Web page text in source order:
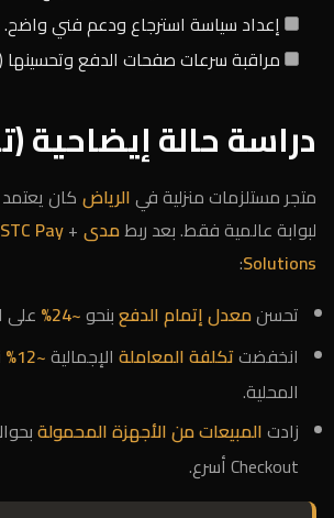
إعداد سياسة استرجاع ودعم فني واضح.
مراقبة سرعات صفحات الدفع وتحسينها (CWV).
دراسة حالة إيضاحية
متجر مستلزمات منزلية فيالرياض كان
لبوابة عالمية فقط. بعد ربطمدى +
STC Pay
Solutions
:
تحسنمعدل إتمام الدفعبنحو~24%
على
انخفضتتكلفة المعاملة الإجمالية~12%
المحلية.
زادتالمبيعات من الأجهزة المحمولة
Checkout أسرع.